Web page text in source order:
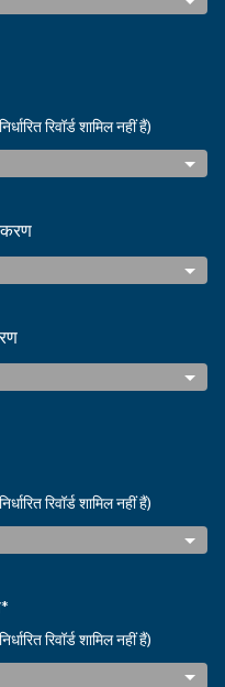
रिवॉर्ड शामिल नहीं हैं)
रिवॉर्ड शामिल नहीं हैं)
रिवॉर्ड शामिल नहीं हैं)